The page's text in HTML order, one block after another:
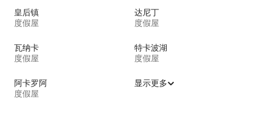
皇后镇
度假屋
达尼丁
度假屋
瓦纳卡
度假屋
特卡波湖
度假屋
阿卡罗阿
度假屋
显示更多